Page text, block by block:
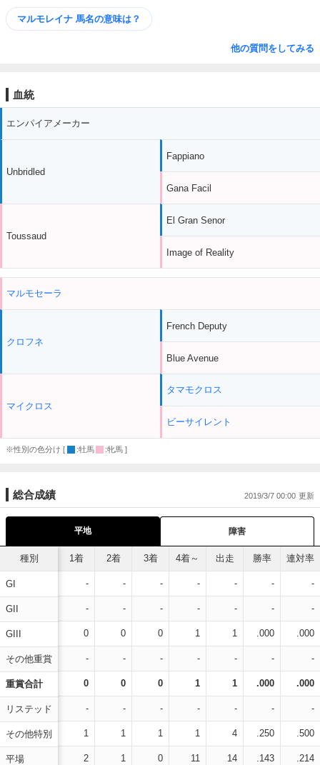
マルモレイナ 馬名の意味は？
他の質問をしてみる
血統
エンパイアメーカー
Unbridled
Toussaud
Fappiano
Gana Facil
El Gran Senor
Image of Reality
マルモセーラ
クロフネ
マイクロス
French Deputy
Blue Avenue
タマモクロス
ビーサイレント
※性別の色分け [ :牡馬 :牝馬 ]
総合成績 2019/3/7 00:00
平地 障害
種別
GI
GII
GIII
その他重賞
重賞合計
リステッド
その他特別
平場
1着 2着 3着 4着～ 出走 勝率 連対率
- - - - - - -
- - - - - - -
0 0 0 1 1 .000 .000
- - - - - - -
0 0 0 1 1 .000 .000
- - - - - - -
1 1 1 1 4 .250 .500
2 1 0 11 14 .143 .214